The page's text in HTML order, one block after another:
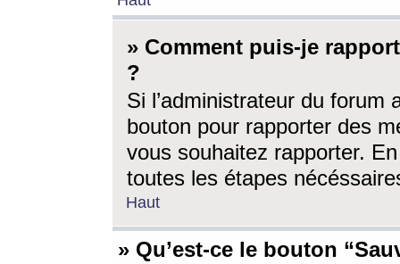
» Comment puis-je
?
Si l’administrateur du forum
bouton pour rapporter des
vous souhaitez rapporter.
toutes les étapes
Haut
» Qu’est-ce le bouton